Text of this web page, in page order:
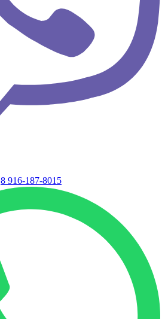
8 916-187-8015